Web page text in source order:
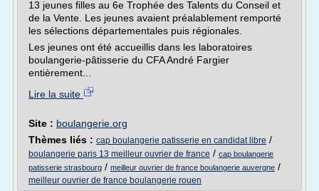
13 jeunes filles au 6e Trophée des Talents du Conseil et
de la Vente. Les jeunes avaient préalablement remporté
les sélections départementales puis régionales.
Les jeunes ont été accueillis dans les laboratoires
boulangerie-pâtisserie du CFA André Fargier
entièrement...
Lire la suite
Site : boulangerie.org
Thèmes liés : cap boulangerie patisserie en candidat libre /
boulangerie paris 13 meilleur ouvrier de france / cap boulangerie
patisserie strasbourg / meilleur ouvrier de france boulangerie auvergne /
meilleur ouvrier de france boulangerie rouen